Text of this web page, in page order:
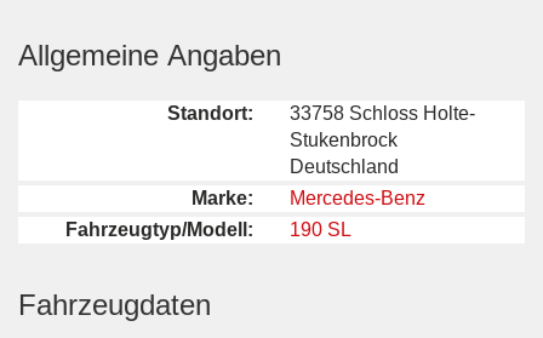
Allgemeine Angaben
Standort:
33758 Schloss Holte-
Stukenbrock
Deutschland
Marke:
Mercedes-Benz
Fahrzeugtyp/Modell:
190 SL
Fahrzeugdaten